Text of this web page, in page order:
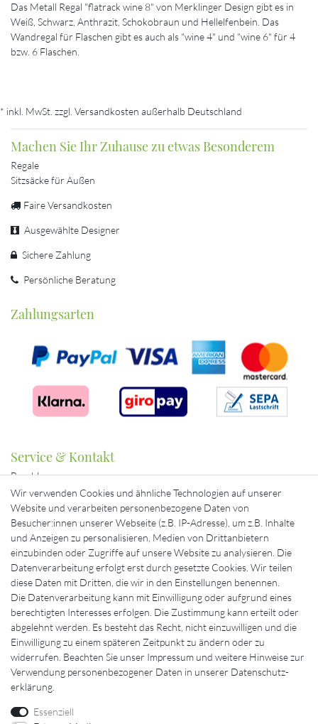
Das Metall Regal "flatrack wine 8" von Merklinger Design gibt es in
Weiß, Schwarz, Anthrazit, Schokobraun und Hellelfenbein. Das
Wandregal für Flaschen gibt es auch als "wine 4" und "wine 6" für 4
bzw. 6 Flaschen.
* inkl. MwSt. zzgl. Versandkosten außerhalb Deutschland
Machen Sie Ihr Zuhause zu etwas Besonderem
Regale
Sitzsäcke für Außen
Faire Versandkosten
Ausgewählte Designer
Sichere Zahlung
Persönliche Beratung
Zahlungsarten
Service & Kontakt
Bezahlung
Beratung & Kontakt
Mein Konto
Versand
Ausgewählte Marken für Sie
Wir verwenden Cookies und ähnliche Technologien auf unserer
Website und verarbeiten personenbezogene Daten von
Besucher:innen unserer Webseite (z.B. IP-Adresse), um z.B. Inhalte
und Anzeigen zu personalisieren, Medien von Drittanbietern
einzubinden oder Zugriffe auf unsere Website zu analysieren. Die
Datenverarbeitung erfolgt erst durch gesetzte Cookies. Wir teilen
diese Daten mit Dritten, die wir in den Einstellungen benennen.
Die Datenverarbeitung kann mit Einwilligung oder aufgrund eines
berechtigten Interesses erfolgen. Die Zustimmung kann erteilt oder
abgelehnt werden. Es besteht das Recht, nicht einzuwilligen und die
Einwilligung zu einem späteren Zeitpunkt zu ändern oder zu
widerrufen. Beachten Sie unser Impressum und weitere Hinweise zur
Verwendung personenbezogener Daten in unserer Daten­schutz­
erklärung
Essenziell